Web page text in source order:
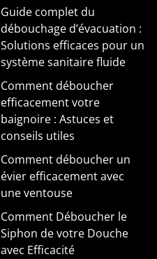
Guide complet du
débouchage d’évacuation :
Solutions efficaces pour un
système sanitaire fluide
Comment déboucher
efficacement votre
baignoire : Astuces et
conseils utiles
Comment déboucher un
évier efficacement avec
une ventouse
Comment Déboucher le
Siphon de votre Douche
avec Efficacité